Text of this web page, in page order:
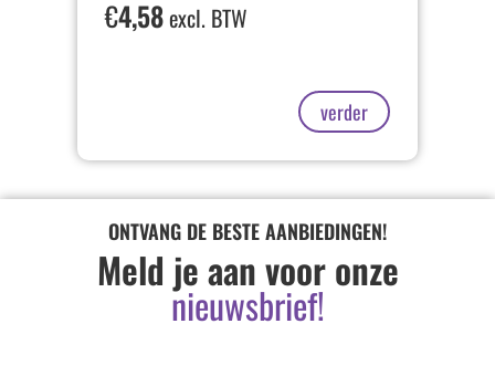
€4,58excl. BTW
verder
ONTVANG DE BESTE AANBIEDINGEN!
Meld je aan voor onze
nieuwsbrief!